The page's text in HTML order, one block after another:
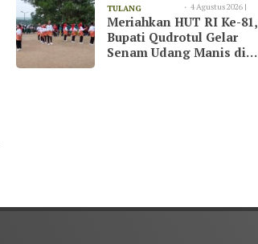
TULANG
BAWANG
4 Agustus 2026 |
20:51
Meriahkan HUT RI Ke-81,
Bupati Qudrotul Gelar
Senam Udang Manis di